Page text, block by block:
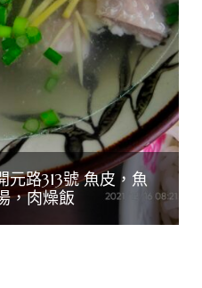
路313號 魚皮，魚
，肉燥飯